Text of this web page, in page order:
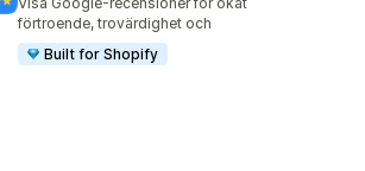
förtroende, trovärdighet och
Built for Shopify